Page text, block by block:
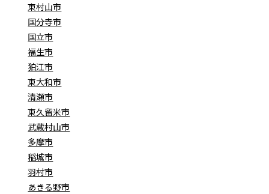
東村山市
国分寺市
国立市
福生市
狛江市
東大和市
清瀬市
東久留米市
武蔵村山市
多摩市
稲城市
羽村市
あきる野市